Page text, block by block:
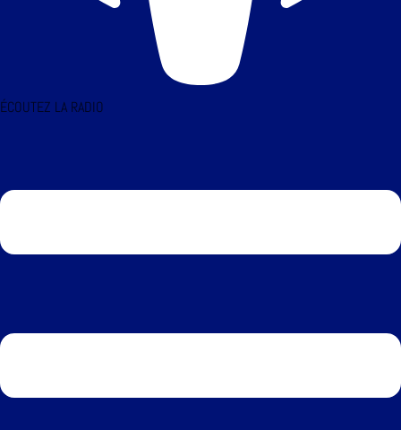
ÉCOUTEZ LA RADIO